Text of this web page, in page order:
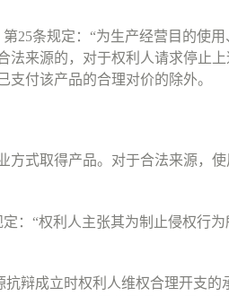
第25条规定： “为生产经营目的使
法来源的，对于权利人请求停止
付该产品的合理对价的除外。
方式取得产品。对于合法来源，
： “权利人主张其为制止侵权行
抗辩成立时权利人维权合理开支的